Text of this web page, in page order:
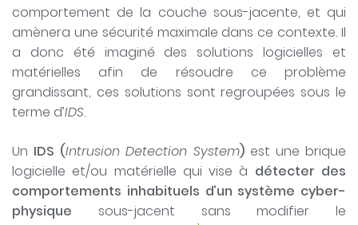
comportement de la couche sous-jacente, et qui
amènera une sécurité maximale dans ce contexte. Il
a donc été imaginé des solutions logicielles et
matérielles afin de résoudre ce problème
grandissant, ces solutions sont regroupées sous le
terme d’IDS.
Un IDS (Intrusion Detection System)est une brique
logicielle et/ou matérielle qui vise à détecter des
comportements inhabituels d’un système cyber-
physique sous-jacent sans modifier le